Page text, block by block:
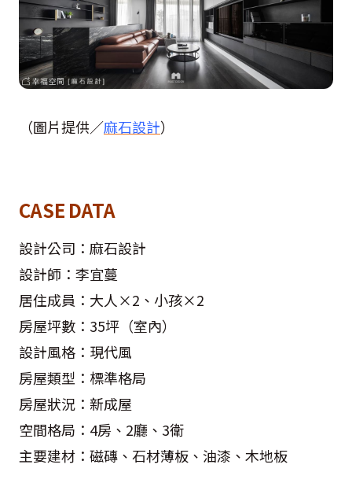
（圖片提供／麻石設計）
CASE DATA
設計公司：麻石設計
設計師：李宜蔓
居住成員：大人×2、小孩×2
房屋坪數：35坪（室內）
設計風格：現代風
房屋類型：標準格局
房屋狀況：新成屋
空間格局：4房、2廳、3衛
主要建材：磁磚、石材薄板、油漆、木地板